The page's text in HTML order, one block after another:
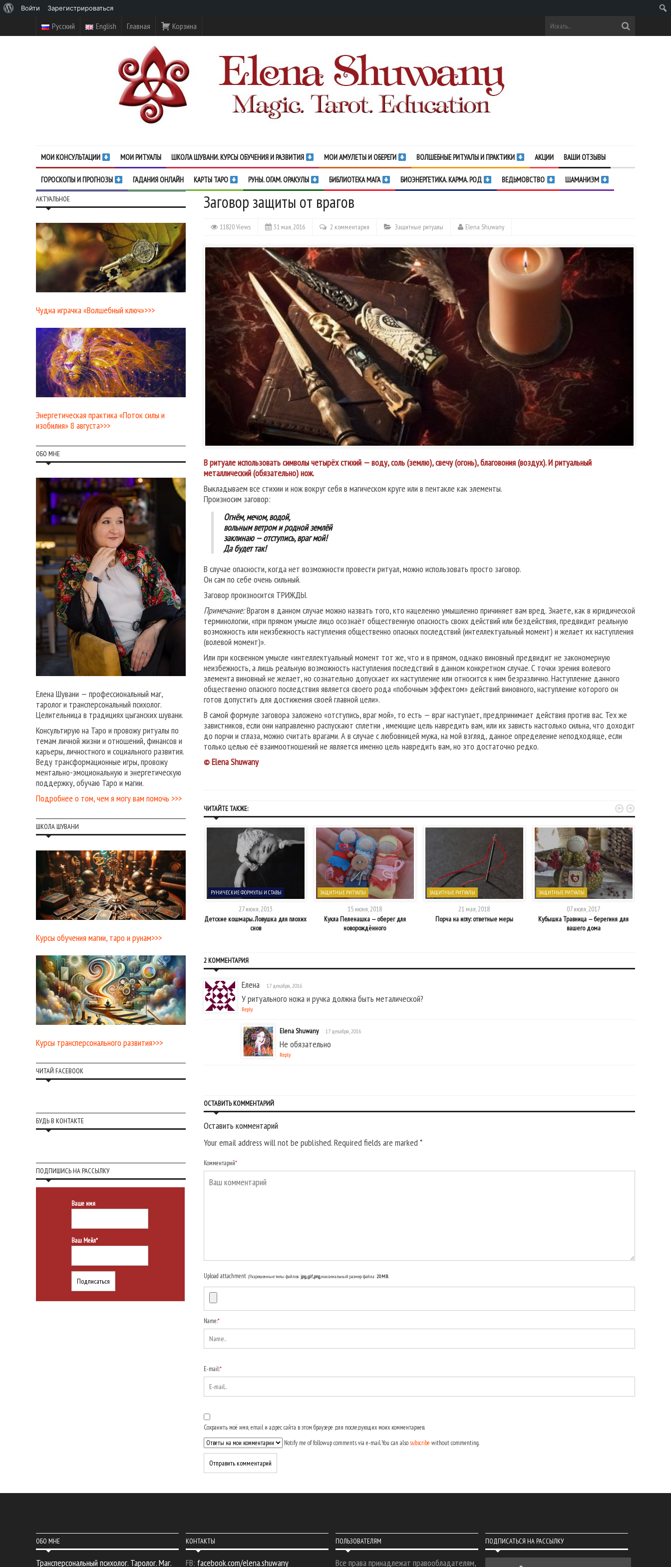
Русский English Главная Корзина
МОИ КОНСУЛЬТАЦИИ МОИ РИТУАЛЫ ШКОЛА ШУВАНИ. КУРСЫ ОБУЧЕНИЯ И РАЗВИТИЯ МОИ АМУЛЕТЫ И ОБЕРЕГИ ВОЛШЕБНЫЕ РИТУАЛЫ И ПРАКТИКИ АКЦИИ ВАШИ ОТЗЫВЫ
ГОРОСКОПЫ И ПРОГНОЗЫ ГАДАНИЯ ОНЛАЙН КАРТЫ ТАРО РУНЫ. ОГАМ. ОРАКУЛЫ БИБЛИОТЕКА МАГА БИОЭНЕРГЕТИКА. КАРМА. РОД ВЕДЬМОВСТВО ШАМАНИЗМ
Заговор защиты от врагов
11820 Views 31 мая, 2016 2 комментария Защитные ритуалы Elena Shuwany
В ритуале использовать символы четырёх стихий — воду, соль (землю), свечу (огонь), благовония (воздух). И ритуальный
металлический (обязательно) нож.
Выкладываем все стихии и нож вокруг себя в магическом круге или в пентакле как элементы.
Произносим заговор:
Огнём, мечом, водой,
вольным ветром и родной землёй
заклинаю — отступись, враг мой!
Да будет так!
В случае опасности, когда нет возможности провести ритуал, можно использовать просто заговор.
Он сам по себе очень сильный.
Заговор произносится ТРИЖДЫ.
Примечание:Врагом в данном случае можно назвать того, кто нацеленно умышленно причиняет вам вред. Знаете, как в юридической
терминологии, «при прямом умысле лицо осознаёт общественную опасность своих действий или бездействия, предвидит реальную
возможность или неизбежность наступления общественно опасных последствий (интеллектуальный момент) и желает их наступления
(волевой момент)».
Или при косвенном умысле «интеллектуальный момент тот же, что и в прямом, однако виновный предвидит не закономерную
неизбежность, а лишь реальную возможность наступления последствий в данном конкретном случае. С точки зрения волевого
элемента виновный не желает, но сознательно допускает их наступление или относится к ним безразлично. Наступление данного
общественно опасного последствия является своего рода «побочным эффектом» действий виновного, наступление которого он
готов допустить для достижения своей главной цели».
В самой формуле заговора заложено «отступись, враг мой», то есть — враг наступает, предпринимает действия против вас. Тех же
завистников, если они направленно распускают сплетни , имеющие цель навредить вам, или их зависть настолько сильна, что доходит
до порчи и сглаза, можно считать врагами. А в случае с любовницей мужа, на мой взгляд, данное определение неподходяще, если
только целью её взаимоотношений не является именно цель навредить вам, но это достаточно редко.
© Elena Shuwany
ЧИТАЙТЕ ТАКЖЕ:
19 сентября, 2017
Оберег из желудей
ЗАЩИТНЫЕ РИТУАЛЫ
02 декабря, 2016
Заговоры от плохих соседей
РУНИЧЕСКИЕ ФОРМУЛЫ И СТАВЫ
27 июня, 2013
Детские кошмары. Ловушка для плохих
снов
ЗАЩИТНЫЕ РИТУАЛЫ
15 июня, 2018
Кукла Пеленашка — оберег для
новорождённого
ЗАЩИТНЫЕ РИТУАЛЫ
21 мая, 2018
Порча на иглу: ответные меры
ЗАЩИТНЫЕ РИТУАЛЫ
07 июля, 2017
Кубышка Травница — берегиня для
вашего дома
 
2 КОММЕНТАРИЯ
Елена 17 декабря, 2016
У ритуального ножа и ручка должна быть металической?
Reply
Elena Shuwany 17 декабря, 2016
Не обязательно
Reply
ОСТАВИТЬ КОММЕНТАРИЙ
Оставить комментарий
Your email address will not be published. Required fields are marked*
Комментарий*
Upload attachment (Разрешенные типы файлов:jpg, gif, png, максимальный размер файла:20MB.
Name:*
E-mail:*
Сохранить моё имя, email и адрес сайта в этом браузере для последующих моих комментариев.
Notify me of followup comments via e-mail. You can also subscribe without commenting.
АКТУАЛЬНОЕ
Чудна играчка «Волшебный ключ»>>>
Энергетическая практика «Поток силы и
изобилия» 8 августа>>>
ОБО МНЕ
Елена Шувани — профессиональный маг,
таролог и трансперсональный психолог.
Целительница в традициях цыганских шувани.
Консультирую на Таро и провожу ритуалы по
темам личной жизни и отношений, финансов и
карьеры, личностного и социального развития.
Веду трансформационные игры, провожу
ментально-эмоциональную и энергетическую
поддержку, обучаю Таро и магии.
Подробнее о том, чем я могу вам помочь >>>
ШКОЛА ШУВАНИ
Курсы обучения магии, таро и рунам>>>
Курсы трансперсонального развития>>>
ЧИТАЙ FACEBOOK
БУДЬ В КОНТАКТЕ
ПОДПИШИСЬ НА РАССЫЛКУ
Ваше имя
Ваш Мейл*
ОБО МНЕ
Трансперсональный психолог. Таролог. Маг.
КОНТАКТЫ
FB: facebook.com/elena.shuwany
ПОЛЬЗОВАТЕЛЯМ
Все права принадлежат правообладателям,
ПОДПИСАТЬСЯ НА РАССЫЛКУ
WordPress
Войти Зарегистрироваться